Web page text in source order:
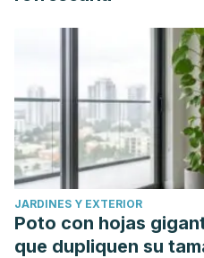
1117. https://
Enríquez-Merino, J.,
M. (2019). Tratamiento
genitales masculinos.
Pascua,28(1), 25-29.
bin/new/
Ljubojević Hadžavdić, S.,
Marinović Kulišić, S., &
of the penis after use of a
JARDINES Y EXTERIOR
Poto con hojas
que dupliquen su